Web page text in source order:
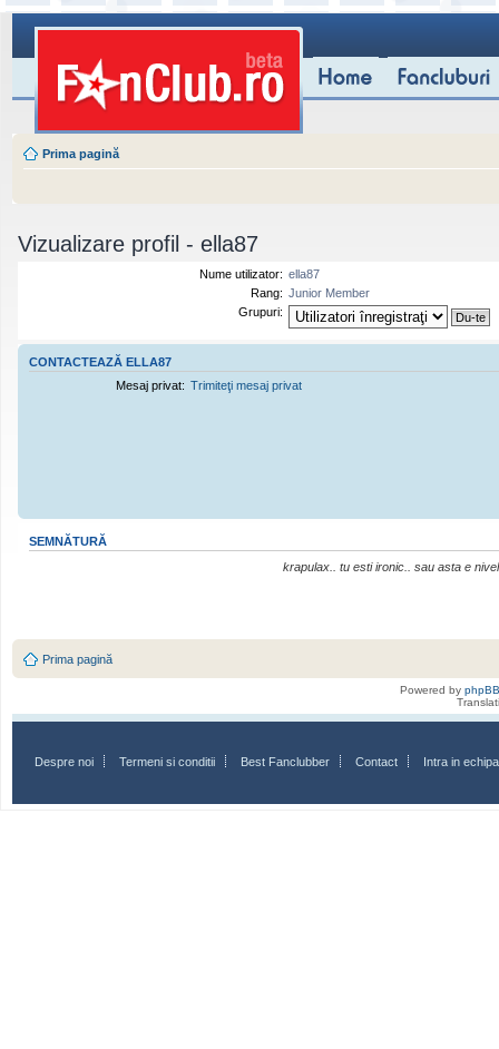
Prima pagină
Vizualizare profil - ella87
Nume utilizator: ella87
Rang: Junior Member
Grupuri:
CONTACTEAZĂ ELLA87
Mesaj privat: Trimiteţi mesaj privat
SEMNĂTURĂ
krapulax.. tu esti ironic.. sau asta e
Prima pagină
Powered by phpBB
Despre noi Termeni si conditii Best Fanclubber Contact Intra in